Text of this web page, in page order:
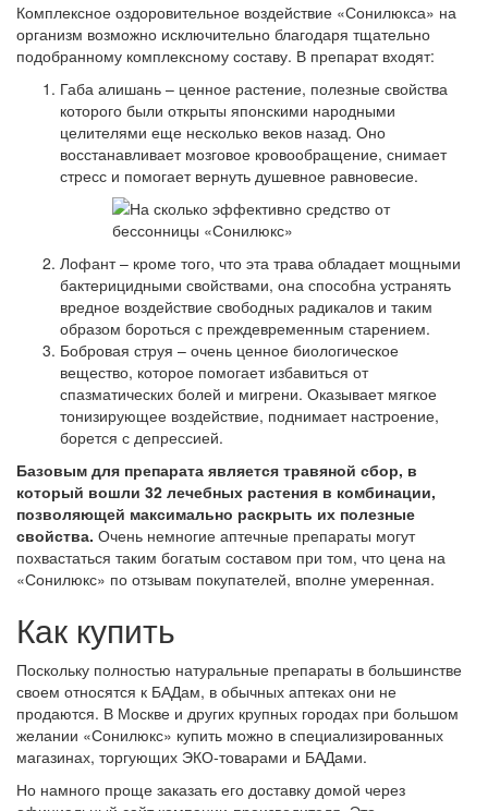
Комплексное оздоровительное воздействие «Сонилюкса» на
организм возможно исключительно благодаря тщательно
подобранному комплексному составу. В препарат входят:
Габа алишань – ценное растение, полезные свойства
которого были открыты японскими народными
целителями еще несколько веков назад. Оно
восстанавливает мозговое кровообращение, снимает
стресс и помогает вернуть душевное равновесие.
Лофант – кроме того, что эта трава обладает мощными
бактерицидными свойствами, она способна устранять
вредное воздействие свободных радикалов и таким
образом бороться с преждевременным старением.
Бобровая струя – очень ценное биологическое
вещество, которое помогает избавиться от
спазматических болей и мигрени. Оказывает мягкое
тонизирующее воздействие, поднимает настроение,
борется с депрессией.
Базовым для препарата является травяной сбор, в
который вошли 32 лечебных растения в комбинации,
позволяющей максимально раскрыть их полезные
свойства. Очень немногие аптечные препараты могут
похвастаться таким богатым составом при том, что цена на
«Сонилюкс» по отзывам покупателей, вполне умеренная.
Как купить
Поскольку полностью натуральные препараты в большинстве
своем относятся к БАДам, в обычных аптеках они не
продаются. В Москве и других крупных городах при большом
желании «Сонилюкс» купить можно в специализированных
магазинах, торгующих ЭКО-товарами и БАДами.
Но намного проще заказать его доставку домой через